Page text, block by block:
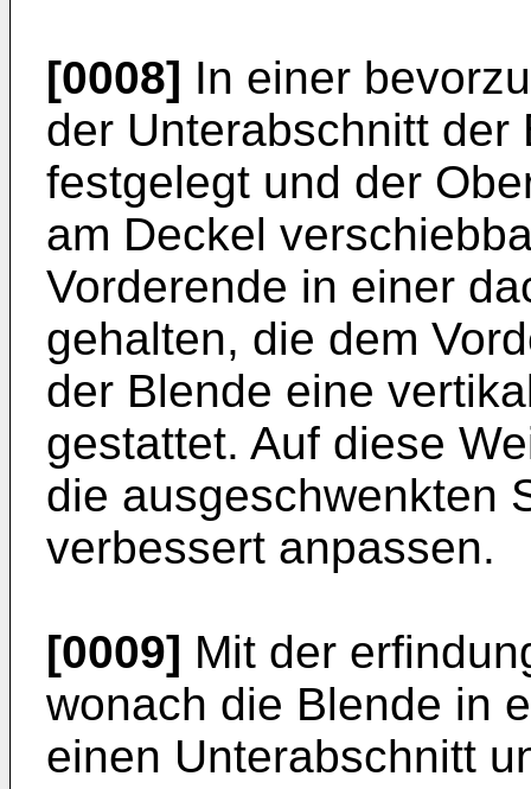
[0008] In einer
der Unterabschnitt der
festgelegt und der
am Deckel
Vorderende in einer
gehalten, die dem
der Blende eine
gestattet. Auf diese
die ausgeschwenkten
verbessert anpassen.
[0009] Mit der
wonach die Blende in
einen Unterabschnitt